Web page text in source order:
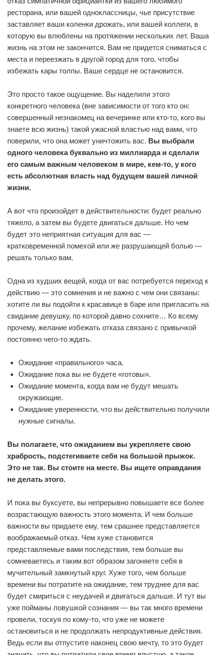
ресторана, или вашей одноклассницы, чье присутствие
заставляет ваши коленки дрожать, или вашей коллеги, в
которую вы влюблены на протяжении нескольких лет. Ваша
жизнь на этом не закончится. Вам не придется сниматься с
места и переезжать в другой город для того, чтобы
избежать кары толпы. Ваше сердце не остановится.
Это просто такое ощущение. Вы наделили этого
конкретного человека (вне зависимости от того кто он:
совершенный незнакомец на вечеринке или кто-то, кого вы
знаете всю жизнь) такой ужасной властью над вами, что
поверили, что она может уничтожить вас. Вы выбрали
одного человека буквально из миллиарда и сделали
его самым важным человеком в мире, кем-то, у кого
есть абсолютная власть над будущем вашей личной
жизни.
А вот что произойдет в действительности: будет реально
тяжело, а затем вы будете двигаться дальше. Но чем
будет это неприятная ситуация для вас —
кратковременной помехой или же разрушающей болью —
решать только вам.
Одна из худших вещей, когда от вас потребуется переход к
действию — это сомнения и не важно с чем они связаны:
хотите ли вы подойти к красавице в баре или пригласить на
свидание девушку, по которой давно сохните… Ко всему
прочему, желание избежать отказа связано с привычкой
постоянно чего-то ждать.
Ожидание «правильного» часа.
Ожидание пока вы не будете «готовы».
Ожидание момента, когда вам не будут мешать
окружающие.
Ожидание уверенности, что вы действительно получили
нужные сигналы.
Вы полагаете, что ожиданием вы укрепляете свою
храбрость, подстегиваете себя на большой прыжок.
Это не так. Вы стоите на месте. Вы ищете оправдания
не делать этого.
И пока вы буксуете, вы непрерывно повышаете все более
возрастающую важность этого момента. И чем больше
важности вы придаете ему, тем срашнее представляется
воображаемый отказ. Чем хуже становится
представляемые вами последствия, тем больше вы
сомневаетесь и таким вот образом загоняете себя в
мучительный замкнутый круг. Хуже того, чем больше
времени вы потратите на ожидание, тем труднее для вас
будет смириться с неудачей и двигаться дальше. И тут вы
уже пойманы ловушкой сознания — вы так много времени
провели, тоскуя по кому-то, что уже не можете
остановиться и не продолжать непродуктивные действия.
Ведь если вы отпустите наконец свою мечту, то это будет